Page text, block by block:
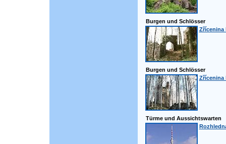
Burgen und Schlösser
Zřícenina
Burgen und Schlösser
Zřícenina
Türme und Aussichtswarten